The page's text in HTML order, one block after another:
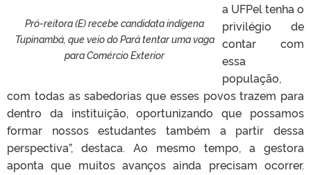
Pró-reitora (E) recebe candidata indígena
Tupinambá, que veio do Pará tentar uma vaga
para Comércio Exterior
a UFPel tenha o
privilégio de
contar com
essa
população,
com todas as sabedorias que esses povos trazem para
dentro da instituição, oportunizando que possamos
formar nossos estudantes também a partir dessa
perspectiva”, destaca. Ao mesmo tempo, a gestora
aponta que muitos avanços ainda precisam ocorrer.